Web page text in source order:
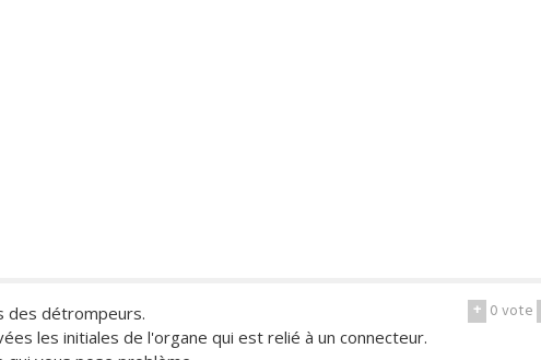
+ 0vote
des détrompeurs.
les initiales de l'organe qui est relié à un connecteur.